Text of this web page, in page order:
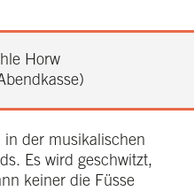
Horw
in der musikalischen
Es wird geschwitzt,
keiner die Füsse